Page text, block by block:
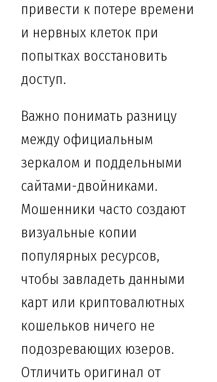
привести к потере времени
и нервных клеток при
попытках восстановить
доступ.
Важно понимать разницу
между официальным
зеркалом и поддельными
сайтами-двойниками.
Мошенники часто создают
визуальные копии
популярных ресурсов,
чтобы завладеть данными
карт или криптовалютных
кошельков ничего не
подозревающих юзеров.
Отличить оригинал от